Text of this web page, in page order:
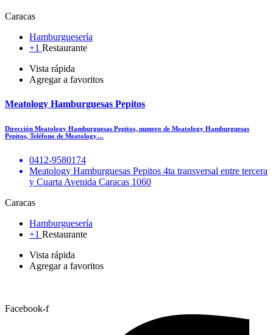
Caracas
Hamburguesería
+1 Restaurante
Vista rápida
Agregar a favoritos
Meatology Hamburguesas Pepitos
Dirección Meatology Hamburguesas Pepitos, numero de Meatology Hamburguesas
Pepitos, Teléfono de Meatology…
0412-9580174
Meatology Hamburguesas Pepitos 4ta transversal entre tercera
y Cuarta Avenida Caracas 1060
Caracas
Hamburguesería
+1 Restaurante
Vista rápida
Agregar a favoritos
Facebook-f